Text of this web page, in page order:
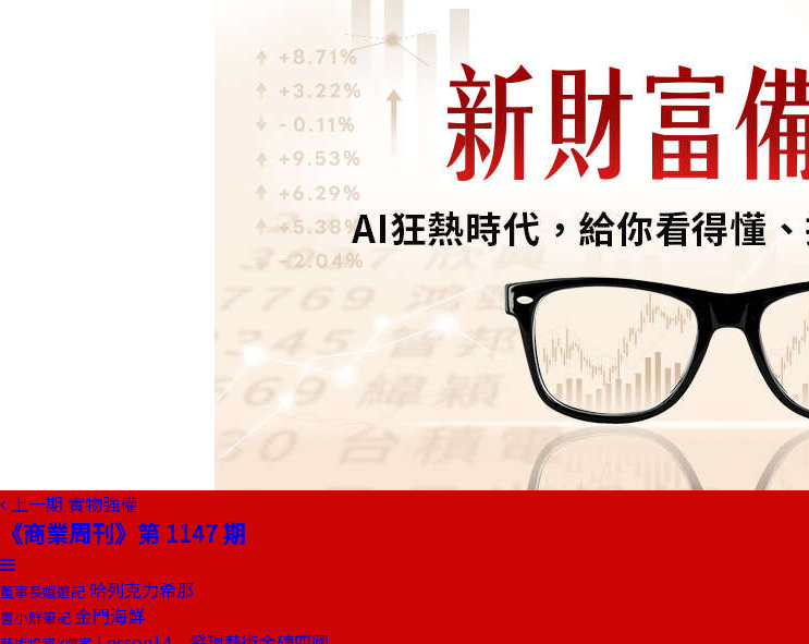
上一期 實物強權
《商業周刊》第 1147 期
董事長嬉遊記 哈列克力希那
嘗小鮮筆記 金門海鮮